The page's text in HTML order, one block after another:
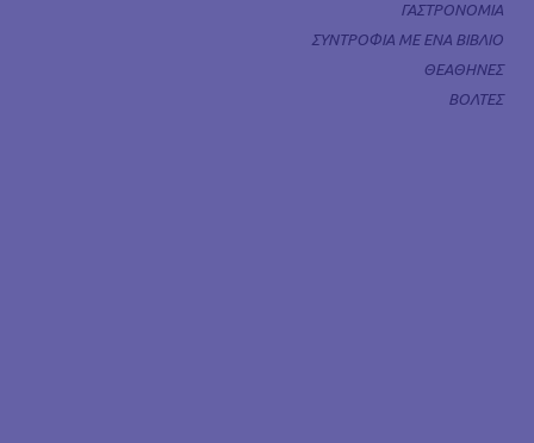
ΓΑΣΤΡΟΝΟΜΙΑ
ΣΥΝΤΡΟΦΙΑ ΜΕ ΕΝΑ ΒΙΒΛΙΟ
ΘΕΑΘΗΝΕΣ
ΒΟΛΤΕΣ